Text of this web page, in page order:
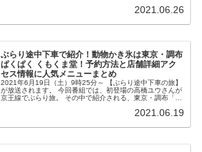
2021.06.26
ぶらり途中下車で紹介！動物かき氷は東京・調布
ぱくぱく くもくま堂！予約方法と店舗詳細アク
セス情報に人気メニューまとめ
2021年6月19日（土）9時25分～ 【ぶらり途中下車の旅】
が放送されます。 今回番組では、初登場の高橋ユウさんが
京王線でぶらり旅。 その中で紹介される、東京・調布「ぱ
2021.06.19